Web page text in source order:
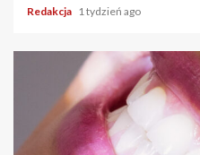
Redakcja 1 tydzień ago